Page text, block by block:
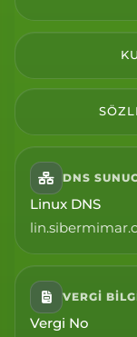
DNS
Linux DNS
VERGI
Vergi No